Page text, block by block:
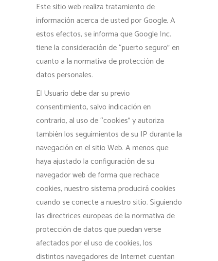
Este sitio web realiza tratamiento de
información acerca de usted por Google. A
estos efectos, se informa que Google Inc.
tiene la consideración de “puerto seguro” en
cuanto a la normativa de protección de
datos personales.
El Usuario debe dar su previo
consentimiento, salvo indicación en
contrario, al uso de “cookies” y autoriza
también los seguimientos de su IP durante la
navegación en el sitio Web. A menos que
haya ajustado la configuración de su
navegador web de forma que rechace
cookies, nuestro sistema producirá cookies
cuando se conecte a nuestro sitio. Siguiendo
las directrices europeas de la normativa de
protección de datos que puedan verse
afectados por el uso de cookies, los
distintos navegadores de Internet cuentan